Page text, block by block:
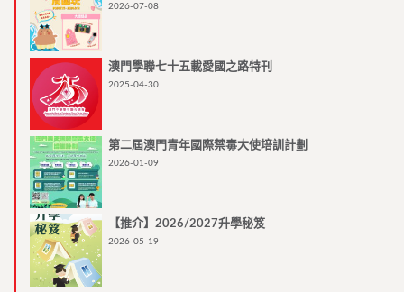
2026-07-08
澳門學聯七十五載愛國之路特刊
2025-04-30
第二屆澳門青年國際禁毒大使培訓計劃
2026-01-09
【推介】2026/2027升學秘笈
2026-05-19